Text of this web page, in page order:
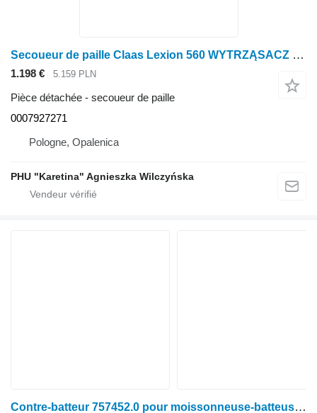
Secoueur de paille Claas Lexion 560 WYTRZĄSACZ 0007927271 (Wytrząsacze) pour moissonneuse-batteuse Claas Lexion 560
1.198 € 5.159 PLN
Pièce détachée - secoueur de paille
0007927271
Pologne, Opalenica
PHU "Karetina" Agnieszka Wilczyńska
Contre-batteur 757452.0 pour moissonneuse-batteuse Claas LEXION 450,570,580,600